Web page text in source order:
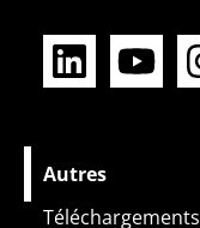
i
n
e
d
o
u
b
Autres
Téléchargements